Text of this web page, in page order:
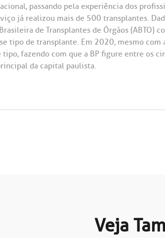
passando pela experiência dos
já realizou mais de 500 transplantes.
de Transplantes de Órgãos (ABTO)
tipo de transplante. Em 2020, mesmo com
fazendo com que a BP figure entre os
da capital paulista.
Veja